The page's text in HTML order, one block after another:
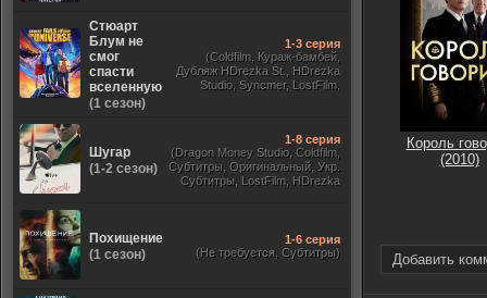
Король
(2010)
Добавить
Стюарт
Блум не
смог
спасти
вселенную
(1 сезон)
1-3 серия
(Coldfilm, Кураж-бамбей,
Дубляж HDrezka St., HDrezka
Studio, Syncmer, LostFilm,
Шугар
(1-2 сезон)
1-8 серия
(Dragon Money Studio, Coldfilm,
Субтитры, Оригинальный, Укр.
Субтитры, LostFilm, HDrezka
Похищение
(1 сезон)
1-6 серия
(Не требуется, Субтитры)